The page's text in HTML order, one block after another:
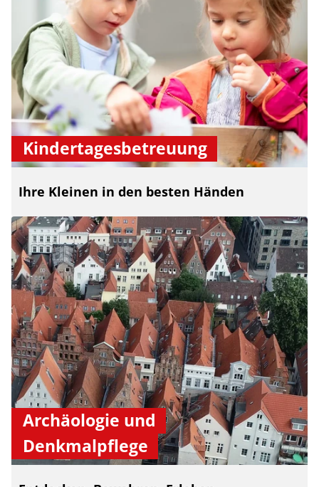
Kindertagesbetreuung
Ihre Kleinen in den besten Händen
Archäologie und
Denkmalpflege